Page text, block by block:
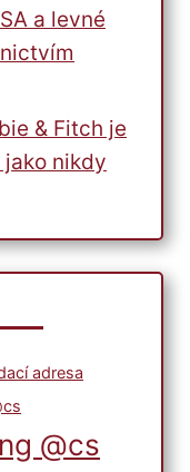
a levné
& Fitch je
nikdy
adresa
@cs